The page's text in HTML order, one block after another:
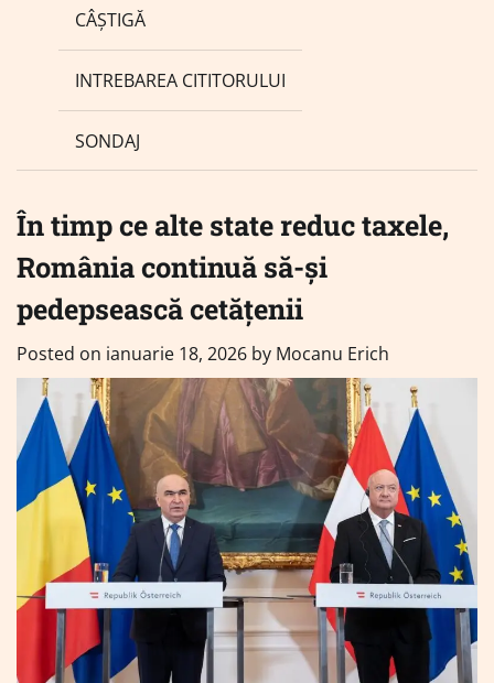
CÂȘTIGĂ
INTREBAREA CITITORULUI
SONDAJ
În timp ce alte state reduc taxele,
România continuă să-și
pedepsească cetățenii
Posted on ianuarie 18, 2026 by Mocanu Erich